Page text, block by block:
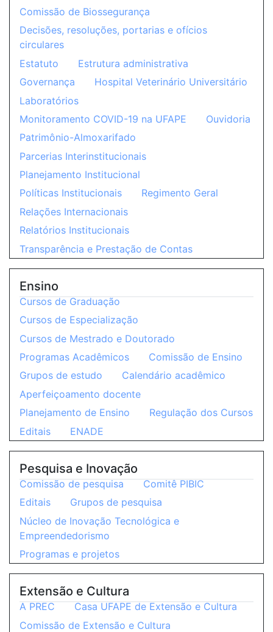
Comissão de Biossegurança
Decisões, resoluções, portarias e ofícios
circulares
Estatuto
Estrutura administrativa
Governança
Hospital Veterinário Universitário
Laboratórios
Monitoramento COVID-19 na UFAPE
Ouvidoria
Patrimônio-Almoxarifado
Parcerias Interinstitucionais
Planejamento Institucional
Políticas Institucionais
Regimento Geral
Relações Internacionais
Relatórios Institucionais
Transparência e Prestação de Contas
Ensino
Cursos de Graduação
Cursos de Especialização
Cursos de Mestrado e Doutorado
Programas Acadêmicos
Comissão de Ensino
Grupos de estudo
Calendário acadêmico
Aperfeiçoamento docente
Planejamento de Ensino
Regulação dos Cursos
Editais
ENADE
Pesquisa e Inovação
Comissão de pesquisa
Comitê PIBIC
Editais
Grupos de pesquisa
Núcleo de Inovação Tecnológica e
Empreendedorismo
Programas e projetos
Extensão e Cultura
A PREC
Casa UFAPE de Extensão e Cultura
Comissão de Extensão e Cultura